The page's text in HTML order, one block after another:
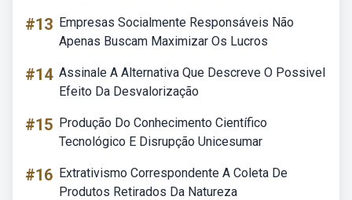
#13 Empresas Socialmente Responsáveis Não
Apenas Buscam Maximizar Os Lucros
#14 Assinale A Alternativa Que Descreve O Possivel
Efeito Da Desvalorização
#15 Produção Do Conhecimento Científico
Tecnológico E Disrupção Unicesumar
#16 Extrativismo Correspondente A Coleta De
Produtos Retirados Da Natureza